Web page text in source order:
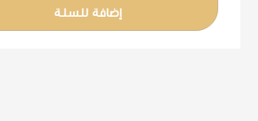
إضافة للسلة